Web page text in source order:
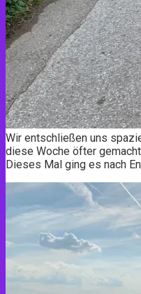
Wir entschließen uns
diese Woche öfter
Dieses Mal ging es nach